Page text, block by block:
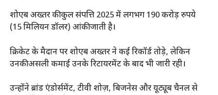
शोएब अख्तर की कुल संपत्ति 2025 में लगभग 190 करोड़ रुपये
(15 मिलियन डॉलर) आंकी जाती है।
क्रिकेट के मैदान पर शोएब अख्तर ने कई रिकॉर्ड तोड़े, लेकिन
उनकी असली कमाई उनके रिटायरमेंट के बाद भी जारी रही।
उन्होंने ब्रांड एंडोर्समेंट, टीवी शोज़, बिजनेस और यूट्यूब चैनल से